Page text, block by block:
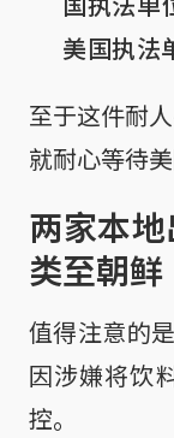
美国执法
至于这件耐
就耐心等待
两家本
类至朝
值得注意的
因涉嫌将饮
控。